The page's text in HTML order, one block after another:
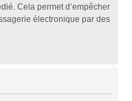
Cela permet d’empêcher
électronique par des